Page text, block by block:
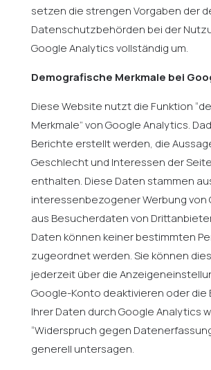
setzen die strengen Vorgaben der
Datenschutzbehörden bei der
Google Analytics vollständig um.
Demografische Merkmale bei
Diese Website nutzt die Funktion
Merkmale” von Google Analytics.
Berichte erstellt werden, die
Geschlecht und Interessen der
enthalten. Diese Daten stammen
interessenbezogener Werbung von
aus Besucherdaten von
Daten können keiner bestimmten
zugeordnet werden. Sie können
jederzeit über die
Google-Konto deaktivieren oder die
Ihrer Daten durch Google Analytics
“Widerspruch gegen
generell untersagen.